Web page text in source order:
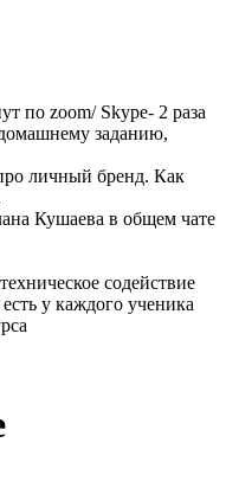
по zoom/ Skype- 2 раза
заданию,
личный бренд. Как
Кушаева в общем чате
содействие
у каждого ученика